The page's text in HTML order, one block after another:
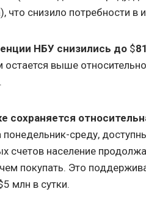
что снизило потребности в
НБУ снизились до $
остается выше
сохраняется
среду,
счетов население
покупать. Это
млн в сутки.